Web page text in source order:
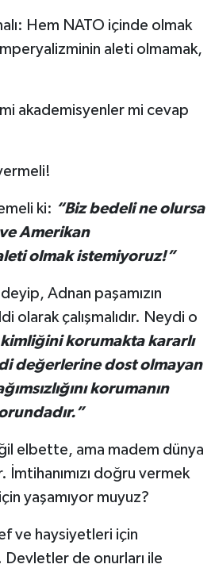
Hem NATO içinde olmak
aleti olmamak,
akademisyenler mi cevap
ki: “Biz bedeli ne olursa
Amerikan
olmak istemiyoruz!”
Adnan paşamızın
olarak çalışmalıdır. Neydi o
korumakta kararlı
değerlerine dost olmayan
korumanın
elbette, ama madem dünya
İmtihanımızı doğru vermek
yaşamıyor muyuz?
ve haysiyetleri için
de onurları ile